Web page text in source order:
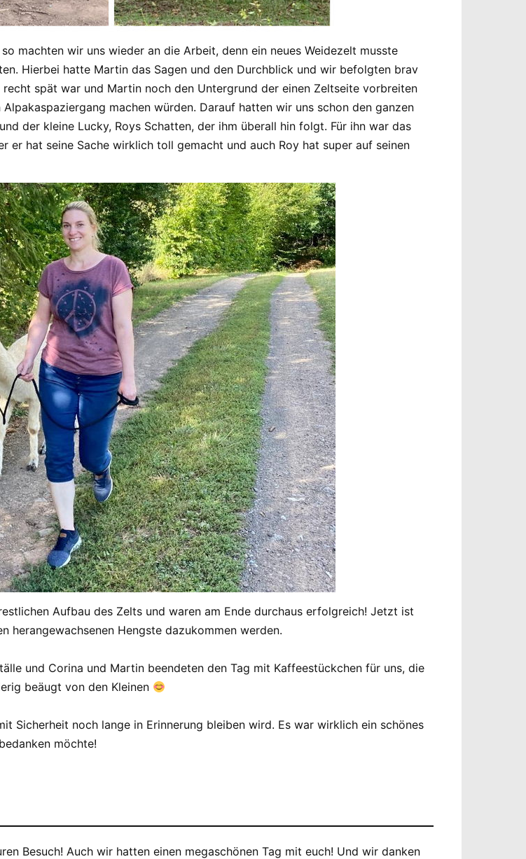
machten wir uns wieder an die Arbeit, denn ein neues Weidezelt musste
Hierbei hatte Martin das Sagen und den Durchblick und wir befolgten brav
spät war und Martin noch den Untergrund der einen Zeltseite vorbreiten
machen würden. Darauf hatten wir uns schon den ganzen
der kleine Lucky, Roys Schatten, der ihm überall hin folgt. Für ihn war das
er hat seine Sache wirklich toll gemacht und auch Roy hat super auf seinen
Aufbau des Zelts und waren am Ende durchaus erfolgreich! Jetzt ist
herangewachsenen Hengste dazukommen werden.
und Corina und Martin beendeten den Tag mit Kaffeestückchen für uns, die
beäugt von den Kleinen
Sicherheit noch lange in Erinnerung bleiben wird. Es war wirklich ein schönes
möchte!
Besuch! Auch wir hatten einen megaschönen Tag mit euch! Und wir danken